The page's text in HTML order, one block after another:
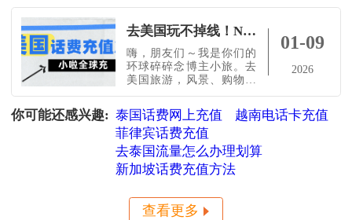
去美国玩不掉线！NET10查余额+跨国充值超简单教程（小啦全球充亲测）
嗨，朋友们～我是你们的
环球碎碎念博主小旅。去
美国旅游，风景、购物、
个“隐形刚需”更不能忽视
——网络！今天我就跟你
唠唠：美国NET10查询方
式、国内也能帮美国号码
充话费的方法，外加一份
美国旅游小贴士，让你旅
好玩之处城市体验：纽约
看百老汇、洛杉矶逛好
01-09
2026
你可能还感兴趣: 泰国话费网上充值
越南电话卡充值
菲律宾话费充值
去泰国流量怎么办理划算
新加坡话费充值方法
查看更多